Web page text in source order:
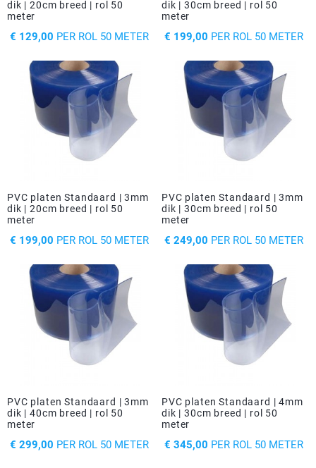
Driehoek/Wig profielen
Silicone U Profielen
Luikenpakking
Oploopprofielen
Hoekprofielen
O-ringen
Schoonmaakmiddel
dik | 20cm breed | rol 50
meter
€ 129,00 PER ROL 50 METER
PRIJS
dik | 30cm breed | rol 50
meter
€ 199,00 PER ROL 50 METER
PRIJS
PVC platen Standaard | 3mm
dik | 20cm breed | rol 50
meter
€ 199,00 PER ROL 50 METER
PRIJS
PVC platen Standaard | 3mm
dik | 30cm breed | rol 50
meter
€ 249,00 PER ROL 50 METER
PRIJS
PVC platen Standaard | 3mm
dik | 40cm breed | rol 50
meter
€ 299,00 PER ROL 50 METER
PRIJS
PVC platen Standaard | 4mm
dik | 30cm breed | rol 50
meter
€ 345,00 PER ROL 50 METER
PRIJS